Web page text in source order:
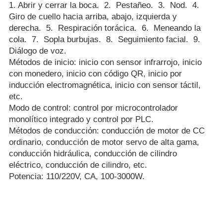
1. Abrir y cerrar la boca. 2. Pestañeo. 3. Nod. 4.
Giro de cuello hacia arriba, abajo, izquierda y
derecha. 5. Respiración torácica. 6. Meneando la
cola. 7. Sopla burbujas. 8. Seguimiento facial. 9.
Diálogo de voz.
Métodos de inicio: inicio con sensor infrarrojo, inicio
con monedero, inicio con código QR, inicio por
inducción electromagnética, inicio con sensor táctil,
etc.
Modo de control: control por microcontrolador
monolítico integrado y control por PLC.
Métodos de conducción: conducción de motor de CC
ordinario, conducción de motor servo de alta gama,
conducción hidráulica, conducción de cilindro
eléctrico, conducción de cilindro, etc.
Potencia: 110/220V, CA, 100-3000W.